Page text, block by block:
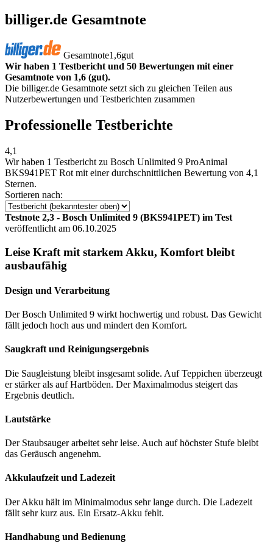
billiger.de Gesamtnote
Gesamtnote1,6gut
Wir haben 1 Testbericht und 50 Bewertungen mit einer
Gesamtnote von 1,6 (gut).
Die billiger.de Gesamtnote setzt sich zu gleichen Teilen aus
Nutzerbewertungen und Testberichten zusammen
Professionelle Testberichte
4,1
Wir haben 1 Testbericht zu Bosch Unlimited 9 ProAnimal
BKS941PET Rot mit einer durchschnittlichen Bewertung von 4,1
Sternen.
Sortieren nach:
Testnote 2,3 - Bosch Unlimited 9 (BKS941PET) im Test
veröffentlicht am 06.10.2025
Leise Kraft mit starkem Akku, Komfort bleibt
ausbaufähig
Design und Verarbeitung
Der Bosch Unlimited 9 wirkt hochwertig und robust. Das Gewicht
fällt jedoch hoch aus und mindert den Komfort.
Saugkraft und Reinigungsergebnis
Die Saugleistung bleibt insgesamt solide. Auf Teppichen überzeugt
er stärker als auf Hartböden. Der Maximalmodus steigert das
Ergebnis deutlich.
Lautstärke
Der Staubsauger arbeitet sehr leise. Auch auf höchster Stufe bleibt
das Geräusch angenehm.
Akkulaufzeit und Ladezeit
Der Akku hält im Minimalmodus sehr lange durch. Die Ladezeit
fällt sehr kurz aus. Ein Ersatz-Akku fehlt.
Handhabung und Bedienung